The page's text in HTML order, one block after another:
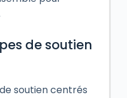
de soutien
soutien centrés